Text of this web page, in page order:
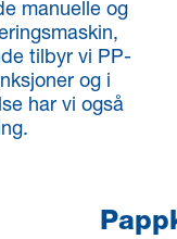
manuelle og
tilbyr vi PP-
og i
har vi også